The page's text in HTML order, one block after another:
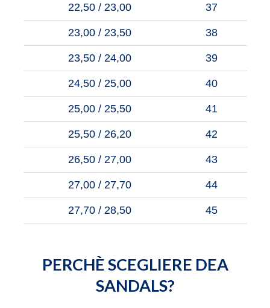
22,50 / 23,00 37
23,00 / 23,50 38
23,50 / 24,00 39
24,50 / 25,00 40
25,00 / 25,50 41
25,50 / 26,20 42
26,50 / 27,00 43
27,00 / 27,70 44
27,70 / 28,50 45
PERCHÈ SCEGLIERE DEA
SANDALS?